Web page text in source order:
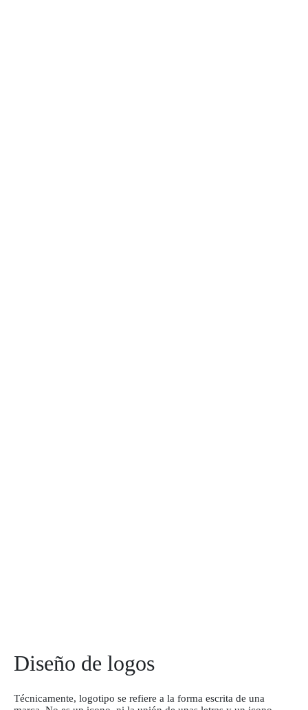
Diseño de logos
Técnicamente, logotipo se refiere a la forma escrita de una